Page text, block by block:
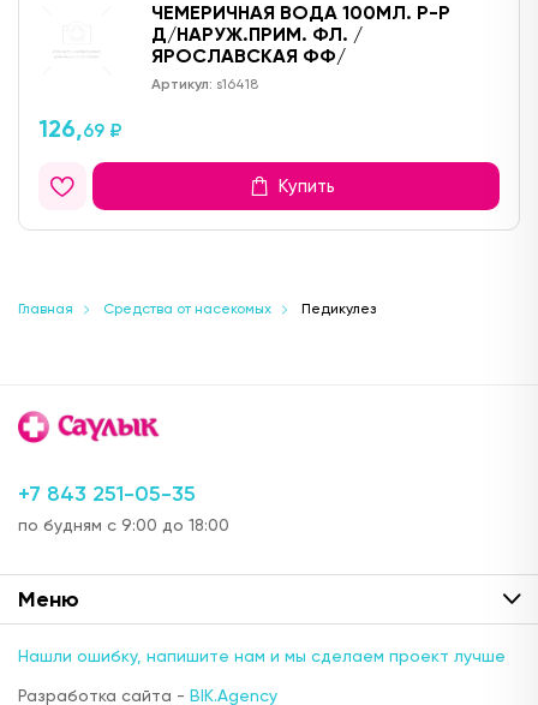
ЧЕМЕРИЧНАЯ ВОДА 100МЛ. Р-Р
Д/НАРУЖ.ПРИМ. ФЛ. /
ЯРОСЛАВСКАЯ ФФ/
Артикул: s16418
126,69 ₽
Купить
Главная Средства от насекомых Педикулез
+7 843 251-05-35
по будням с 9:00 до 18:00
Меню
Нашли ошибку, напишите нам и мы сделаем проект лучше
Разработка сайта - BIK.Agency